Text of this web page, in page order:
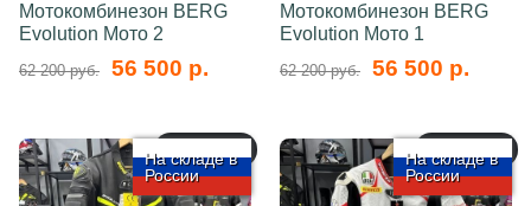
Мотокомбинезон BERG
Evolution Мото 2
62 200 руб. 56 500 р.
Мотокомбинезон BERG
Evolution Мото 1
62 200 руб. 56 500 р.
На складе в
России
На складе в
России